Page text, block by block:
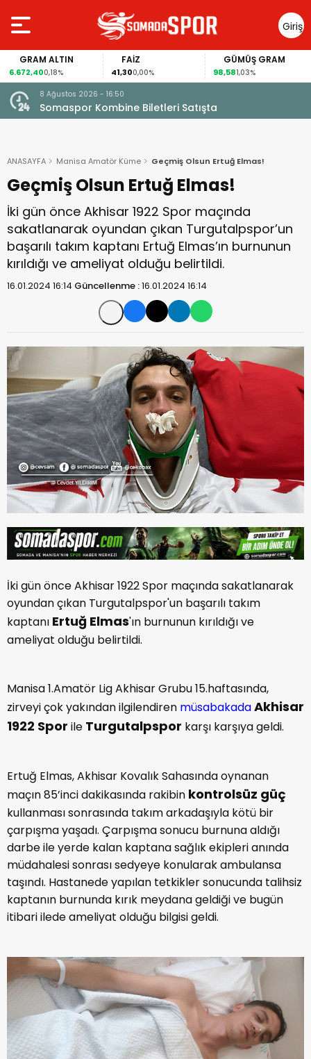
Giriş
Yap
GRAM ALTIN
6.672,400,18%
FAİZ
41,300,00%
GÜMÜŞ GRAM
98,581,03%
8 Ağustos 2026 - 16:50
Somaspor Kombine Biletleri Satışta
ANASAYFA Manisa Amatör Küme Geçmiş Olsun Ertuğ Elmas!
Geçmiş Olsun Ertuğ Elmas!
İki gün önce Akhisar 1922 Spor maçında
sakatlanarak oyundan çıkan Turgutalpspor’un
başarılı takım kaptanı Ertuğ Elmas’ın burnunun
kırıldığı ve ameliyat olduğu belirtildi.
16.01.2024 16:14 Güncellenme :16.01.2024 16:14
İki gün önce Akhisar 1922 Spor maçında sakatlanarak
oyundan çıkan Turgutalpspor'un başarılı takım
kaptanı Ertuğ Elmas'ın burnunun kırıldığı ve
ameliyat olduğu belirtildi.
Manisa 1.Amatör Lig Akhisar Grubu 15.haftasında,
zirveyi çok yakından ilgilendiren müsabakadaAkhisar
1922 Spor ile Turgutalpspor karşı karşıya geldi.
Ertuğ Elmas, Akhisar Kovalık Sahasında oynanan
maçın 85’inci dakikasında rakibin kontrolsüz güç
kullanması sonrasında takım arkadaşıyla kötü bir
çarpışma yaşadı. Çarpışma sonucu burnuna aldığı
darbe ile yerde kalan kaptana sağlık ekipleri anında
müdahalesi sonrası sedyeye konularak ambulansa
taşındı. Hastanede yapılan tetkikler sonucunda talihsiz
kaptanın burnunda kırık meydana geldiği ve bugün
itibari ilede ameliyat olduğu bilgisi geldi.